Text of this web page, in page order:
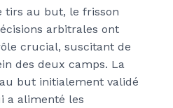
tirs au but, le frisson
arbitrales ont
crucial, suscitant de
des deux camps. La
but initialement validé
a alimenté les